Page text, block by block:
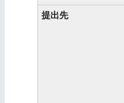
提出先